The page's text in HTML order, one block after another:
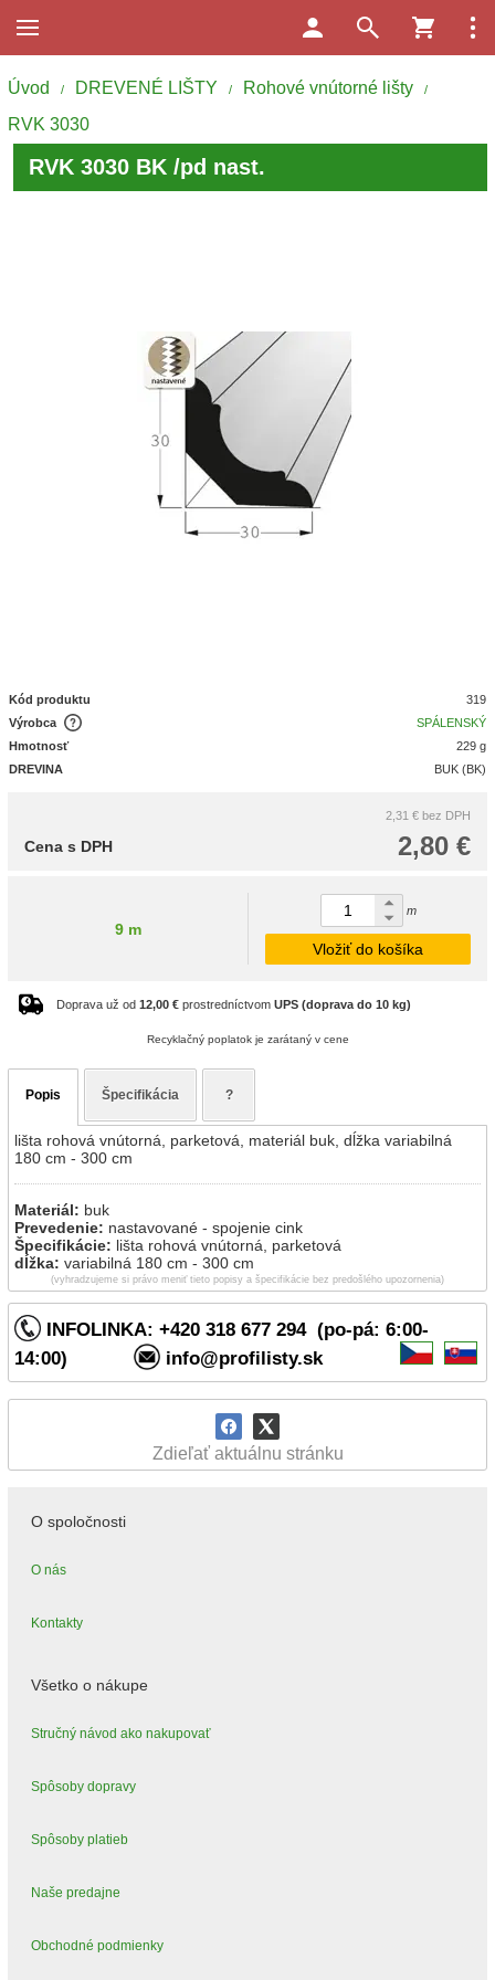
INFOLINKA: +420 318 677 294 (po-pá: 6:00-
14:00)
info@profilisty.sk
Zdieľať aktuálnu stránku
Úvod / DREVENÉ LIŠTY / Rohové vnútorné lišty /
RVK 3030
RVK 3030 BK /pd nast.
Kód produktu
319
Výrobca
SPÁLENSKÝ
Hmotnosť
229 g
DREVINA
BUK (BK)
2,31 € bez DPH
2,80 €
Cena s DPH
9 m
m
Vložiť do košíka
Doprava už od 12,00 € prostredníctvom UPS (doprava do 10 kg)
Recyklačný poplatok je zarátaný v cene
Popis Špecifikácia ?
lišta rohová vnútorná, parketová, materiál buk, dĺžka variabilná
180 cm - 300 cm
Materiál: buk
Prevedenie: nastavované - spojenie cink
Špecifikácie: lišta rohová vnútorná, parketová
dĺžka: variabilná 180 cm - 300 cm
(vyhradzujeme si právo meniť tieto popisy a špecifikácie bez predošlého upozornenia)
O spoločnosti
O nás
Kontakty
Všetko o nákupe
Stručný návod ako nakupovať
Spôsoby dopravy
Spôsoby platieb
Naše predajne
Obchodné podmienky